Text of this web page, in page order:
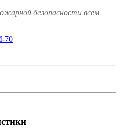
безопасности всем